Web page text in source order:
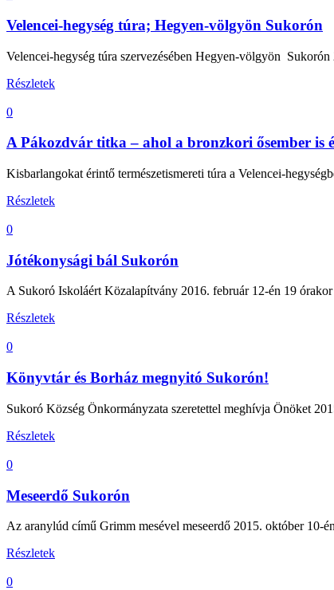
Velencei-hegység túra; Hegyen-völgyön Sukorón
Velencei-hegység túra szervezésében Hegyen-völgyön
Részletek
0
A Pákozdvár titka – ahol a bronzkori ősember is
Kisbarlangokat érintő természetismereti túra a Velencei-
Részletek
0
Jótékonysági bál Sukorón
A Sukoró Iskoláért Közalapítvány 2016. február 12-én 19
Részletek
0
Könyvtár és Borház megnyitó Sukorón!
Sukoró Község Önkormányzata szeretettel meghívja Önöket
Részletek
0
Meseerdő Sukorón
Az aranylúd című Grimm mesével meseerdő 2015. október 10-
Részletek
0